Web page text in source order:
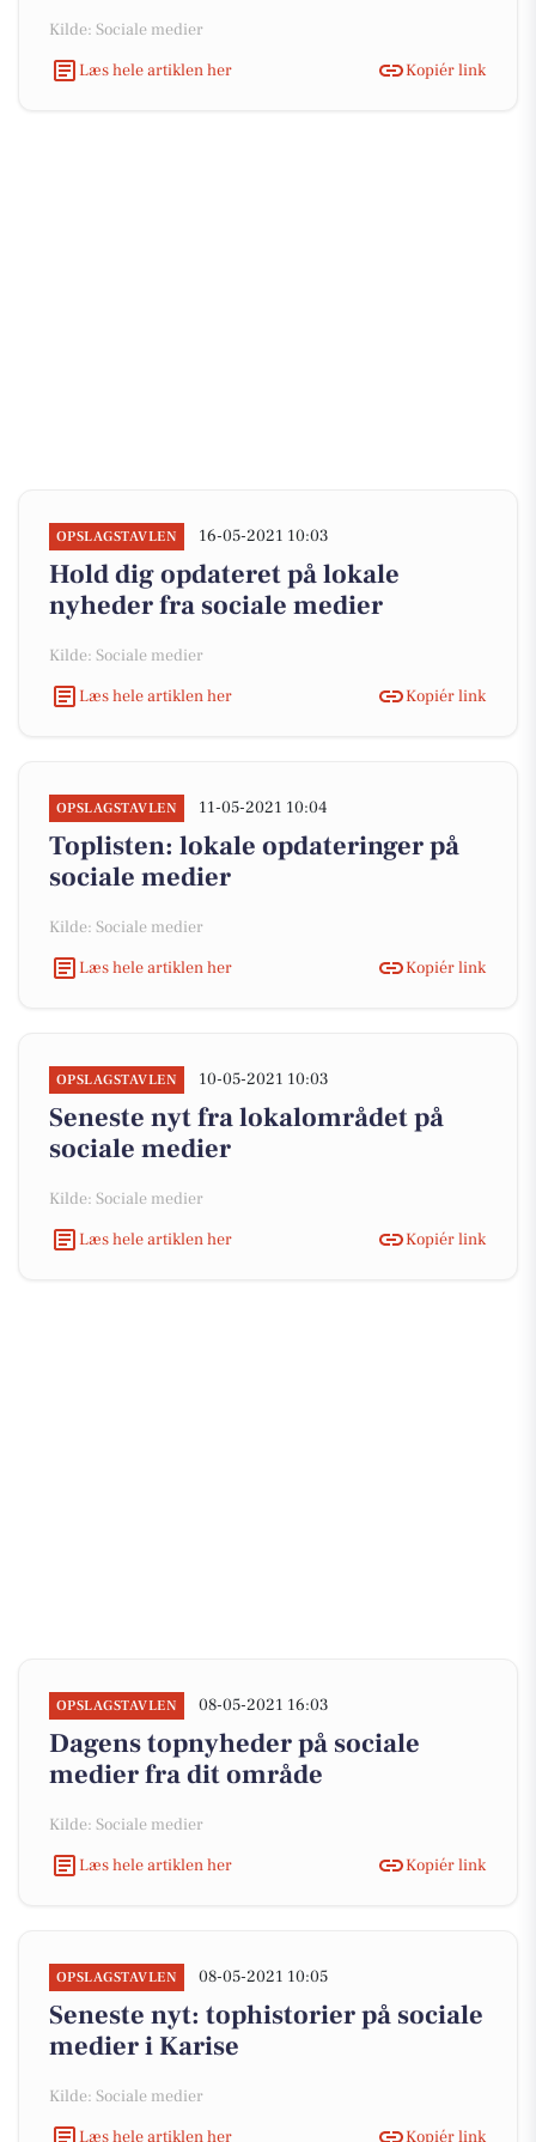
Kilde: Sociale medier
Læs hele artiklen her
Kopiér link
OPSLAGSTAVLEN 16-05-2021 10:03
Hold dig opdateret på lokale
nyheder fra sociale medier
Kilde: Sociale medier
Læs hele artiklen her
Kopiér link
OPSLAGSTAVLEN 11-05-2021 10:04
Toplisten: lokale opdateringer på
sociale medier
Kilde: Sociale medier
Læs hele artiklen her
Kopiér link
OPSLAGSTAVLEN 10-05-2021 10:03
Seneste nyt fra lokalområdet på
sociale medier
Kilde: Sociale medier
Læs hele artiklen her
Kopiér link
OPSLAGSTAVLEN 08-05-2021 16:03
Dagens topnyheder på sociale
medier fra dit område
Kilde: Sociale medier
Læs hele artiklen her
Kopiér link
OPSLAGSTAVLEN 08-05-2021 10:05
Seneste nyt: tophistorier på sociale
medier i Karise
Kilde: Sociale medier
Læs hele artiklen her
Kopiér link